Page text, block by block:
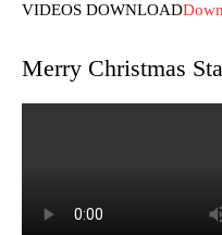
VIDEOS DOWNLOAD
Merry Christmas